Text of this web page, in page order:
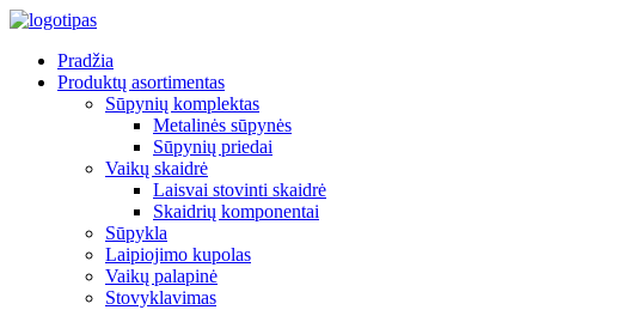
Pradžia
Produktų asortimentas
Sūpynių komplektas
Metalinės sūpynės
Sūpynių priedai
Vaikų skaidrė
Laisvai stovinti skaidrė
Skaidrių komponentai
Sūpykla
Laipiojimo kupolas
Vaikų palapinė
Stovyklavimas